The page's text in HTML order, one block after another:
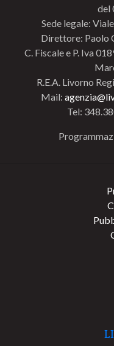
del
Sede legale:
Direttore: Paolo
C. Fiscale e P. Iva
R.E.A. Livorno
Mail:
Tel: